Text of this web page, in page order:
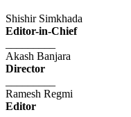
Shishir Simkhada
Editor-in-Chief
Akash Banjara
Director
Ramesh Regmi
Editor